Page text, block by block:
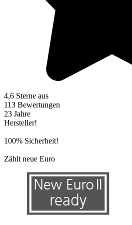
4,6 Sterne aus
113 Bewertungen
23 Jahre
Hersteller!
100% Sicherheit!
Zählt neue Euro